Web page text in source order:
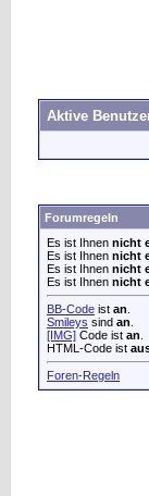
Aktive
Forumregeln
Es ist Ihnen nicht
Es ist Ihnen nicht
Es ist Ihnen nicht
Es ist Ihnen nicht
BB-Code ist an
Smileys sind an
[IMG] Code ist an
HTML-Code ist
Foren-Regeln